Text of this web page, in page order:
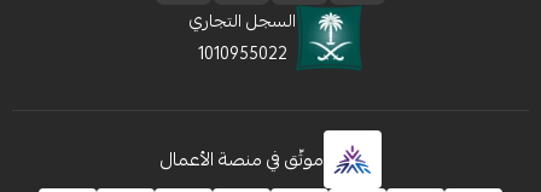
السجل التجاري
1010955022
موثّق في منصة الأعمال